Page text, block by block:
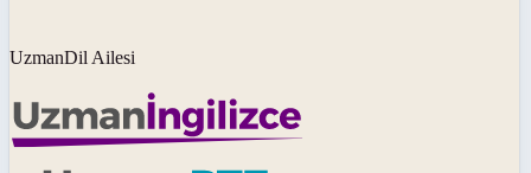
UzmanDil Ailesi